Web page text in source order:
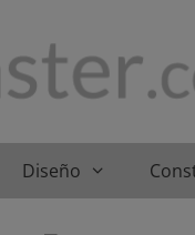
Diseño